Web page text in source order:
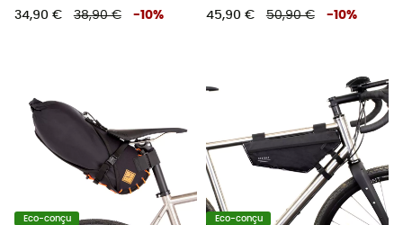
34,90 € 38,90 € -10% 45,90 € 50,90 € -10%
Eco-conçu Eco-conçu